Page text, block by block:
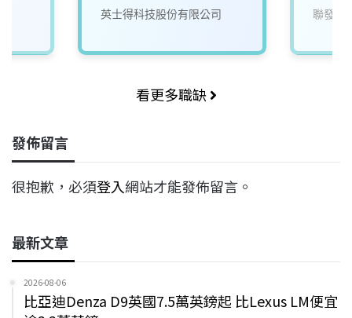
英士得科技股份有限公司 聯發科
看更多職缺
發佈留言
很抱歉，必須登入網站才能發佈留言。
最新文章
2026-08-06
比亞迪Denza D9英國7.5萬英鎊起 比Lexus LM便宜